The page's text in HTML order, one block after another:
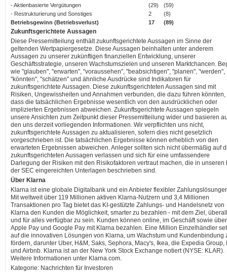
- Aktienbasierte Vergütungen
(29)
(59)
- Restrukturierung und Sonstiges
2
(8)
Betriebsgewinn (Betriebsverlust)
17 (89)
Zukunftsgerichtete Aussagen
Diese Pressemitteilung enthält zukunftsgerichtete Aussagen im Sinne der
geltenden Wertpapiergesetze. Diese Aussagen beinhalten unter anderem
Aussagen zu unserer zukünftigen finanziellen Entwicklung, unserer
Geschäftsstrategie, unseren Wachstumszielen und unseren Marktchancen.
wie "glauben", "erwarten", "voraussehen", "beabsichtigen", "planen", "werden",
"könnten", "schätzen" und ähnliche Ausdrücke sind Indikatoren für
zukunftsgerichtete Aussagen. Diese zukunftsgerichteten Aussagen sind mit
Risiken, Ungewissheiten und Annahmen verbunden, die dazu führen könnten,
dass die tatsächlichen Ergebnisse wesentlich von den ausdrücklichen oder
implizierten Ergebnissen abweichen. Zukunftsgerichtete Aussagen spiegeln
unsere Ansichten zum Zeitpunkt dieser Pressemitteilung wider und basieren
den uns derzeit vorliegenden Informationen. Wir verpflichten uns nicht,
zukunftsgerichtete Aussagen zu aktualisieren, sofern dies nicht gesetzlich
vorgeschrieben ist. Die tatsächlichen Ergebnisse können erheblich von den
erwarteten Ergebnissen abweichen. Anleger sollten sich nicht übermäßig auf
zukunftsgerichteten Aussagen verlassen und sich für eine umfassendere
Darlegung der Risiken mit den Risikofaktoren vertraut machen, die in unseren
der SEC eingereichten Unterlagen beschrieben sind.
Über Klarna
Klarna ist eine globale Digitalbank und ein Anbieter flexibler
Mit weltweit über 119 Millionen aktiven Klarna-Nutzern und 3,4 Millionen
Transaktionen pro Tag bietet das KI-gestützte Zahlungs- und Handelsnetz von
Klarna den Kunden die Möglichkeit, smarter zu bezahlen - mit dem Ziel, überall
und für alles verfügbar zu sein. Kunden können online, im Geschäft sowie über
Apple Pay und Google Pay mit Klarna bezahlen. Eine Million Einzelhändler
auf die innovativen Lösungen von Klarna, um Wachstum und Kundenbindung
fördern, darunter Uber, H&M, Saks, Sephora, Macy's, Ikea, die Expedia Group,
und Airbnb. Klarna ist an der New York Stock Exchange notiert (NYSE: KLAR).
Weitere Informationen unter Klarna.com.
Kategorie: Nachrichten für Investoren